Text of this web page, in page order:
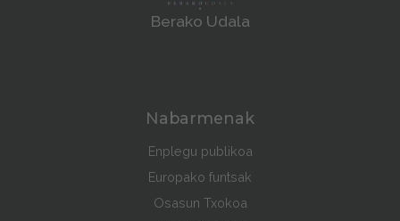
Berako Udala
Nabarmenak
Enplegu publikoa
Europako funtsak
Osasun Txokoa